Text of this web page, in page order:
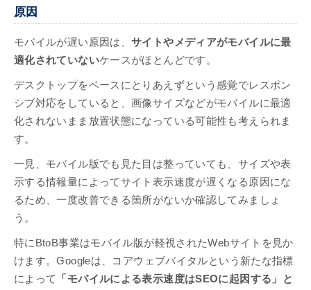
原因
モバイルが遅い原因は、サイトやメディアがモバイルに最
適化されていないケースがほとんどです。
デスクトップをベースにとりあえずという感覚でレスポン
シブ対応をしていると、画像サイズなどがモバイルに最適
化されないまま放置状態になっている可能性も考えられま
す。
一見、モバイル版でも見た目は整っていても、サイズや表
示する情報量によってサイト表示速度が遅くなる原因にな
るため、一度改善できる箇所がないか確認してみましょ
う。
特にBtoB事業はモバイル版が軽視されたWebサイトを見か
けます。Googleは、コアウェブバイタルという新たな指標
によって
「モバイルによる表示速度はSEOに起因する」と